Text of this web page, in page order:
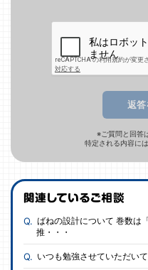
返答
※ご質問と回答
特定される内容に
ばねの設計について 巻数は
推・・・
いつも勉強させていただい